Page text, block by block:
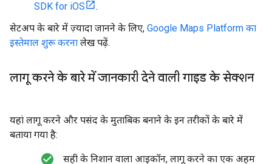
SDK for iOS
.
सेटअप के बारे में ज़्यादा जानने के लिए, Google Maps Platform का
इस्तेमाल शुरू करना लेख पढ़ें.
लागू करने के बारे में जानकारी देने वाली गाइड के सेक्शन
यहां लागू करने और पसंद के मुताबिक बनाने के इन तरीकों के बारे में
बताया गया है:
check_circle_filled
सही के निशान वाला आइकॉन, लागू करने का एक अहम